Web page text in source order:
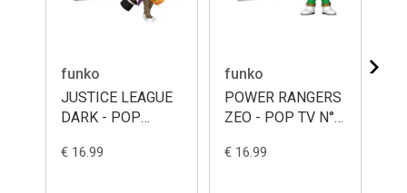
funko
JUSTICE LEAGUE
DARK - POP
Zatanna
€ 16.99
funko
POWER RANGERS
ZEO - POP TV N°
Green
€ 16.99